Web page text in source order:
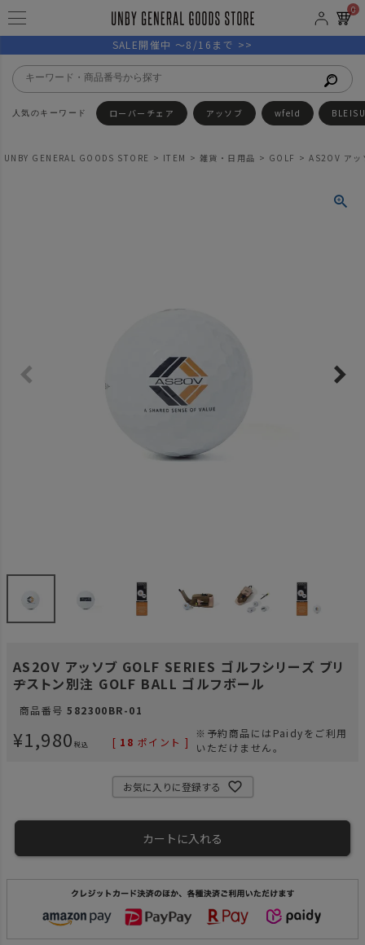
0
SALE開催中 ～8/16まで >>
ローバーチェア アッソブ wfeld
UNBY GENERAL GOODS STORE ITEM 雑貨・日用品 GOLF AS2OV アッ
AS2OV アッソブ GOLF SERIES ゴルフシリーズ ブリ
ヂストン別注 GOLF BALL ゴルフボール
商品番号 582300BR-01
¥1,980 税込 [ 18 ポイント ]
※予約商品にはPaidyをご利用
いただけません。
お気に入りに登録する
カートに入れる